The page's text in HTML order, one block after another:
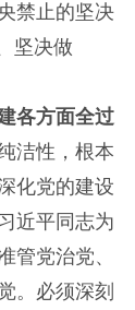
禁止的坚决
坚决做
各方面全过
洁性，根本
化党的建设
近平同志为
管党治党、
。必须深刻